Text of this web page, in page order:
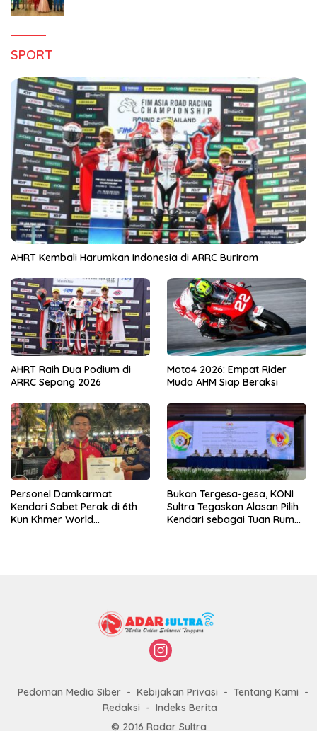
SPORT
AHRT Kembali Harumkan Indonesia di ARRC Buriram
AHRT Raih Dua Podium di
ARRC Sepang 2026
Moto4 2026: Empat Rider
Muda AHM Siap Beraksi
Personel Damkarmat
Kendari Sabet Perak di 6th
Kun Khmer World
Bukan Tergesa-gesa, KONI
Sultra Tegaskan Alasan Pilih
Kendari sebagai Tuan Rumah
Pedoman Media Siber Kebijakan Privasi
Tentang Kami
Redaksi
Indeks Berita
© 2016 Radar Sultra